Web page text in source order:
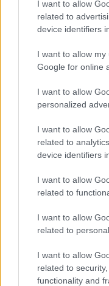
I want to allow
related to
device identifiers
I want to allow
Google for online
I want to allow
personalized
I want to allow
related to
device identifiers
I want to allow
related to
I want to allow
related to
I want to allow
related to
functionality and
τεράστιες
αποκάλυψε ότι
της περιουσίας
σωστά. Γι’ αυτό
να σας
μπορέσετε να
φιλανθρωπία.
Εάν
επικοινωνήστε
Σύμφωνα με το
απαντήσει στο
στείλει μήνυμα
Οι αρχές
ΟΛΕΣ ΟΙ